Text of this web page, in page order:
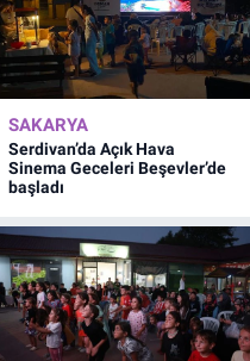
SAKARYA
Serdivan’da Açık Hava
Sinema Geceleri Beşevler’de
başladı